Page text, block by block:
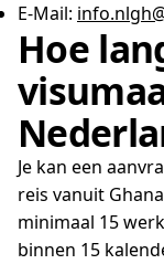
E-Mail:
Hoe
Je kan een
reis vanuit
minimaal 15
binnen 15